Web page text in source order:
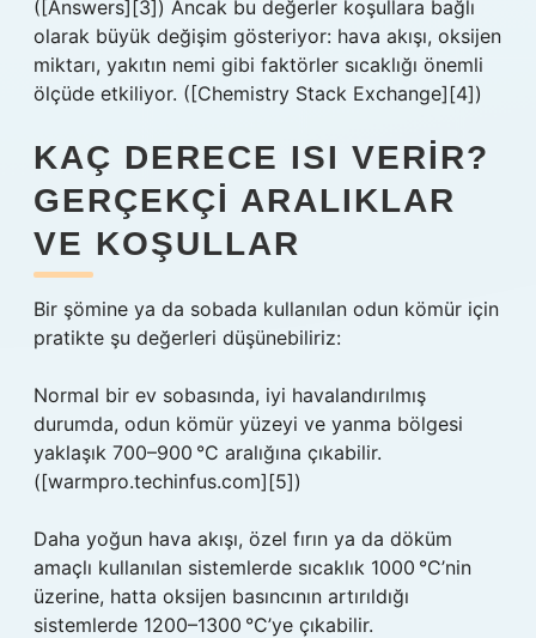
([Answers][3]) Ancak bu değerler koşullara bağlı
olarak büyük değişim gösteriyor: hava akışı, oksijen
miktarı, yakıtın nemi gibi faktörler sıcaklığı önemli
ölçüde etkiliyor. ([Chemistry Stack Exchange][4])
KAÇ DERECE ISI VERIR?
GERÇEKÇI ARALIKLAR
VE KOŞULLAR
Bir şömine ya da sobada kullanılan odun kömür için
pratikte şu değerleri düşünebiliriz:
Normal bir ev sobasında, iyi havalandırılmış
durumda, odun kömür yüzeyi ve yanma bölgesi
yaklaşık 700–900 °C aralığına çıkabilir.
([warmpro.techinfus.com][5])
Daha yoğun hava akışı, özel fırın ya da döküm
amaçlı kullanılan sistemlerde sıcaklık 1000 °C’nin
üzerine, hatta oksijen basıncının artırıldığı
sistemlerde 1200–1300 °C’ye çıkabilir.